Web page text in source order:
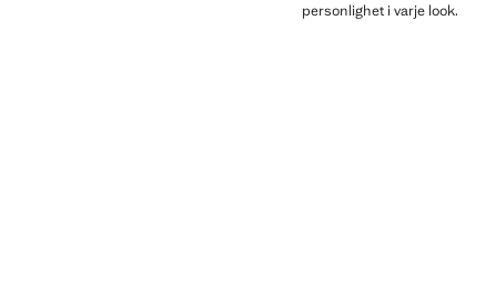
personlighet i varje look.